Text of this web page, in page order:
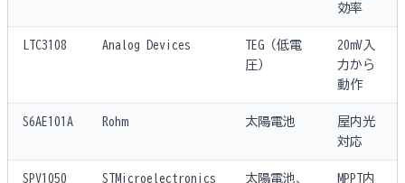
効率
LTC3108 Analog Devices
TEG（低電
圧）
20mV入
力から
動作
S6AE101A Rohm 太陽電池
屋内光
対応
SPV1050 STMicroelectronics
太陽電池、
MPPT内